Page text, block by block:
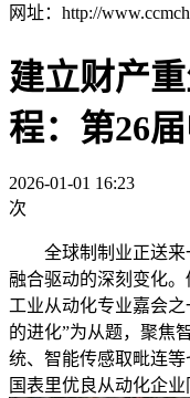
网址：http://
建立财产
程：第26
2026-01-01 16:23
次
全球制制业正送来
融合驱动的深刻变化
工业从动化专业嘉会
的进化”为从题，聚焦
统、智能传感取毗连
国表里优良从动化企业